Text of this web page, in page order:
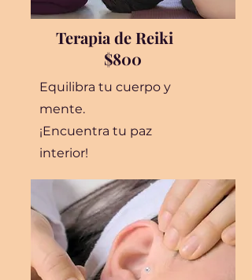
Terapia de Reiki
$800
Equilibra tu cuerpo y
mente.
¡Encuentra tu paz
interior!